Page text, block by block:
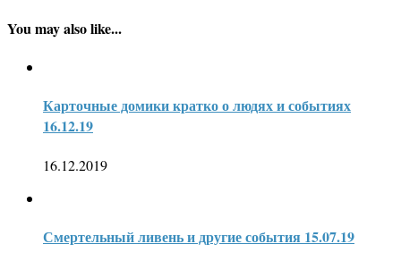
You may also like...
Карточные домики кратко о людях и событиях
16.12.19
16.12.2019
Смертельный ливень и другие события 15.07.19